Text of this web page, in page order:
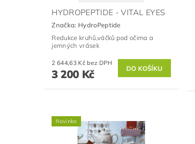
HYDROPEPTIDE - VITAL EYES
Značka: HydroPeptide
Redukce kruhů,váčků pod očima a
jemných vrásek
2 644,63 Kč bez DPH
3 200 Kč
Novinka